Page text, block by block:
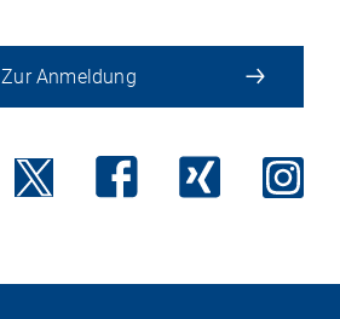
Zur Anmeldung